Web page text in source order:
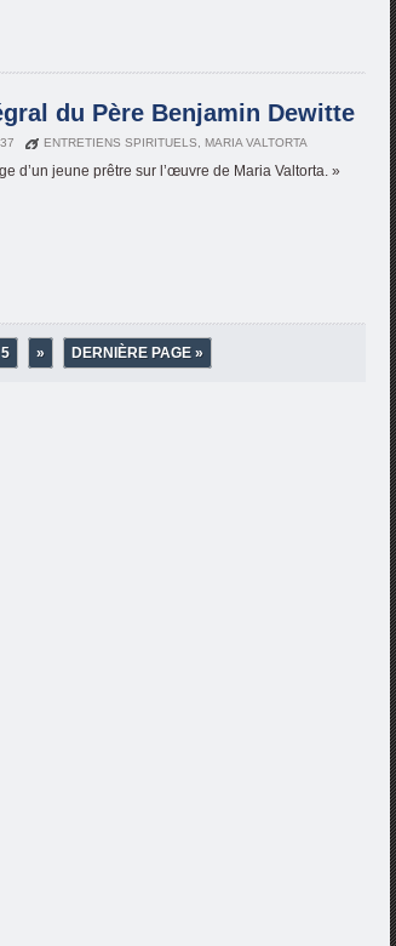
du Père Benjamin Dewitte
ENTRETIENS SPIRITUELS MARIA VALTORTA
d’un jeune prêtre sur l’œuvre de Maria Valtorta. »
5 » DERNIÈRE PAGE »